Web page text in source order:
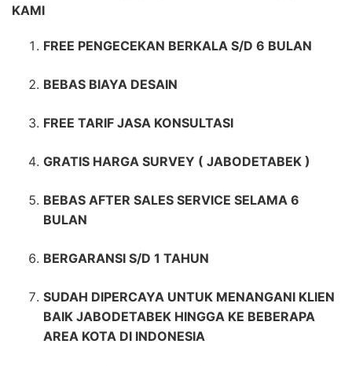
KAMI
FREE PENGECEKAN BERKALA S/D 6 BULAN
BEBAS BIAYA DESAIN
FREE TARIF JASA KONSULTASI
GRATIS HARGA SURVEY ( JABODETABEK )
BEBAS AFTER SALES SERVICE SELAMA 6
BULAN
BERGARANSI S/D 1 TAHUN
SUDAH DIPERCAYA UNTUK MENANGANI KLIEN
BAIK JABODETABEK HINGGA KE BEBERAPA
AREA KOTA DI INDONESIA